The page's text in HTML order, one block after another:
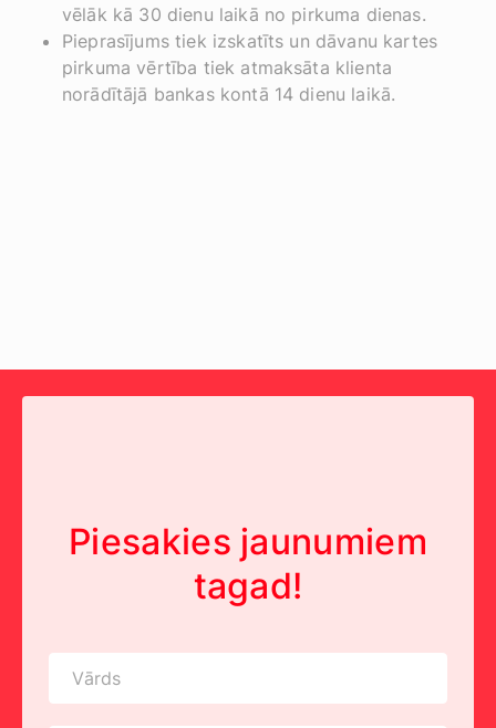
vēlāk kā 30 dienu laikā no pirkuma dienas.
Pieprasījums tiek izskatīts un dāvanu kartes
pirkuma vērtība tiek atmaksāta klienta
norādītājā bankas kontā 14 dienu laikā.
Piesakies jaunumiem
tagad!